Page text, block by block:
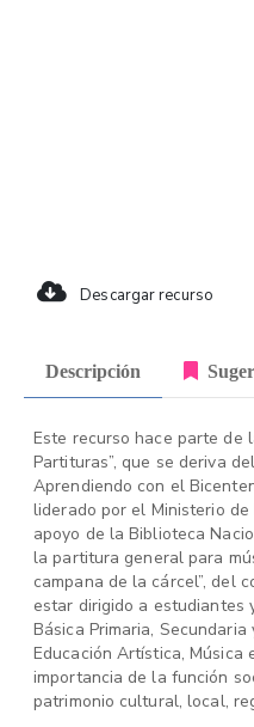
Descargar recurso
Descripción
Este recurso hace parte de
Partituras”, que se deriva
Aprendiendo con el
liderado por el Ministerio
apoyo de la Biblioteca
la partitura general para
campana de la cárcel”, del
estar dirigido a estudiantes
Básica Primaria,
Educación Artística, Música
importancia de la función
patrimonio cultural, local,